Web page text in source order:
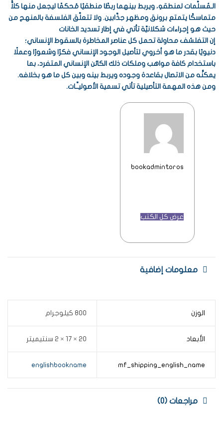
الـمُسلَّمات لمنطقهِ، ويربط بينهما ربطًا منطقيًا مُحكمًا ليجعل منها كلاًّ
متماسكًا يتمتع برونق ومظهر جذَّابين. ولا تتعلَّق الفلسفة بالمنهج من
حيث هو إجراءات شكلانيَّة تأتي في إطار تسديد الخانات
إن التفلسُف محاولة تحمل كل عناصر المخاطرة بالسقوط الإنساني؛
دنيويًا بقدر ما هو أخروي لتأصيل الوجود الإنساني فكرًا وشعورًا وعملًا
باستخدام كافة مواهب وملكات ذلك الكائن الإنساني المتفرد، بما
يمكنُّه من الاتصال بقاعدة وجوده ويربط بينه وبين كل ما هو بخلافه.
ومن هذه المهمة التأصيلية تأتي تسمية الأصوليـَّـات.
bookadmintoros
عرض كل الكتب
معلومات إضافية
الوزن 800 كيلوجرام
الأبعاد 20 × 17 × 2 سنتيميتر
mf_shipping_english_name
englishbookname
مراجعات (0)